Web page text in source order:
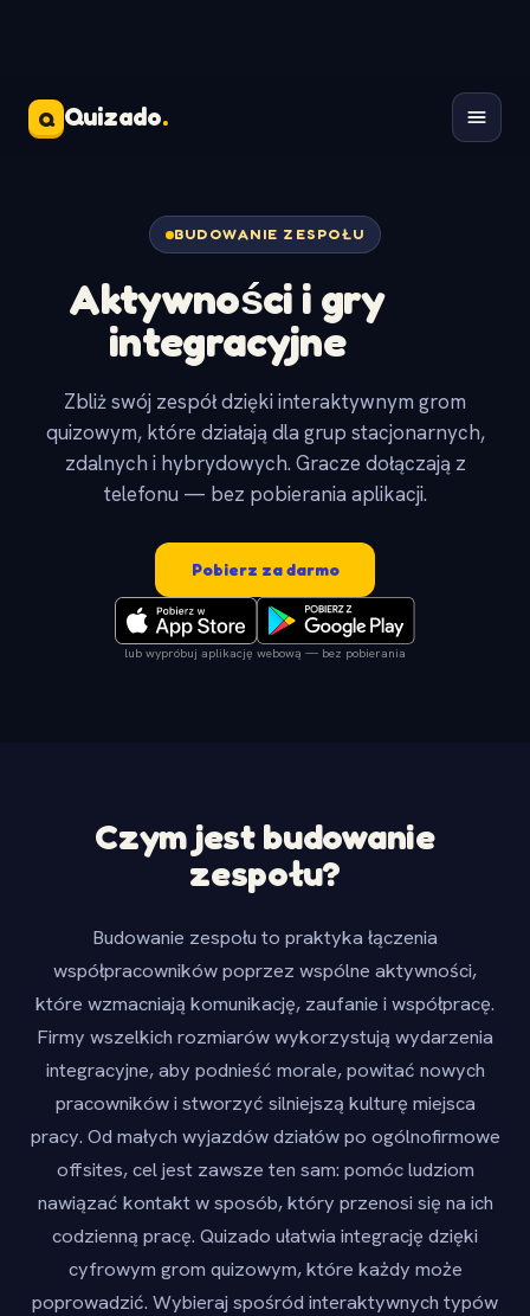
Q Quizado.
BUDOWANIE ZESPOŁU
Aktywności i gry
integracyjne
Zbliż swój zespół dzięki interaktywnym grom
quizowym, które działają dla grup stacjonarnych,
zdalnych i hybrydowych. Gracze dołączają z
telefonu — bez pobierania aplikacji.
Pobierz za darmo
lub wypróbuj aplikację webową — bez pobierania
Czym jest budowanie
zespołu?
Budowanie zespołu to praktyka łączenia
współpracowników poprzez wspólne aktywności,
które wzmacniają komunikację, zaufanie i współpracę.
Firmy wszelkich rozmiarów wykorzystują wydarzenia
integracyjne, aby podnieść morale, powitać nowych
pracowników i stworzyć silniejszą kulturę miejsca
pracy. Od małych wyjazdów działów po ogólnofirmowe
offsites, cel jest zawsze ten sam: pomóc ludziom
nawiązać kontakt w sposób, który przenosi się na ich
codzienną pracę. Quizado ułatwia integrację dzięki
cyfrowym grom quizowym, które każdy może
poprowadzić. Wybieraj spośród interaktywnych typów